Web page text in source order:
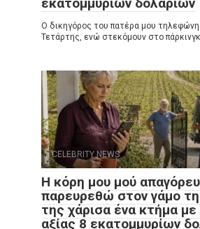
Ο δικηγόρος του πατέρα μου
Τετάρτης, ενώ στεκόμουν στο
CELEBRITY NEWS
Η κόρη μου μού
παρευρεθώ στον γάμο
της χάρισα ένα κτήμα
αξίας 8 εκατομμυρίων